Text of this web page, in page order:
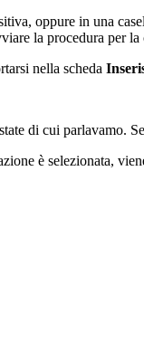
oppure in una
la procedura per la
nella scheda
di cui parlavamo.
è selezionata,